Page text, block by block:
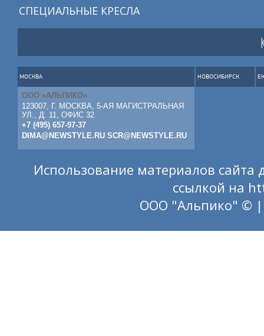
СПЕЦИАЛЬНЫЕ КРЕСЛА
МОСКВА
ООО «АЛЬПИКО»
123007, Г. МОСКВА, 5-АЯ МАГИСТРАЛЬНАЯ
УЛ., Д. 11, ОФИС 32
+7 (495) 657-97-37
DIMA@NEWSTYLE.RU SCR@NEWSTYLE.RU
НОВОСИБИРСК
Использование материалов сайта
ссылкой на
ООО "Альпико" © |